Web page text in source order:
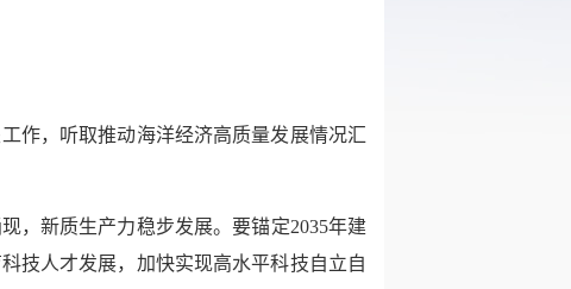
作，听取推动海洋经济高质量发展情况汇
，新质生产力稳步发展。要锚定2035年建
技人才发展，加快实现高水平科技自立自